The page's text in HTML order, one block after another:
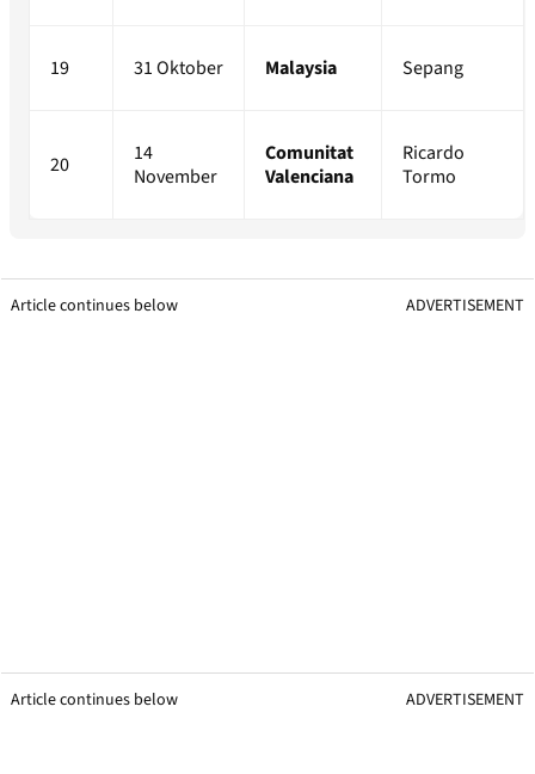
19 31 Oktober Malaysia Sepang
20
14
November
Comunitat
Valenciana
Ricardo
Tormo
Article continues below ADVERTISEMENT
Article continues below ADVERTISEMENT